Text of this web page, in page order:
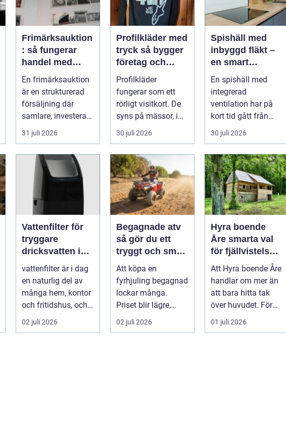
Frimärksauktion
: så fungerar
handel med
samlarobjekt i
praktiken
En frimärksauktion
är en strukturerad
försäljning där
samlare, investerare
31 juli 2026
Profilkläder med
tryck så bygger
företag och
klubbar en
starkare
identitet
Profilkläder
fungerar som ett
rörligt visitkort. De
syns på mässor, i
butiker, på byggen
och längs v...
30 juli 2026
Spishäll med
inbyggd fläkt –
en smart
lösning för
moderna kök
En spishäll med
integrerad
ventilation har på
kort tid gått från
nischprodukt...
30 juli 2026
Vattenfilter för
tryggare
dricksvatten i
vardagen
vattenfilter är i dag
en naturlig del av
många hem, kontor
och fritidshus, och
intresset ökar för
va...
02 juli 2026
Begagnade atv
så gör du ett
tryggt och smart
köp
Att köpa en
fyrhjuling begagnad
lockar många.
Priset blir lägre,
utbudet större och
du kan ofta få e...
02 juli 2026
Hyra boende
Åre smarta val
för fjällvistelsen
året runt
Att Hyra boende Åre
handlar om mer än
att bara hitta tak
över huvudet. För
många är boendet
själva n...
01 juli 2026